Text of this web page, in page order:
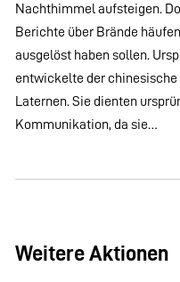
Nachthimmel aufsteigen.
Berichte über Brände
ausgelöst haben sollen.
entwickelte der
Laternen. Sie dienten
Kommunikation, da sie…
Weitere Aktionen